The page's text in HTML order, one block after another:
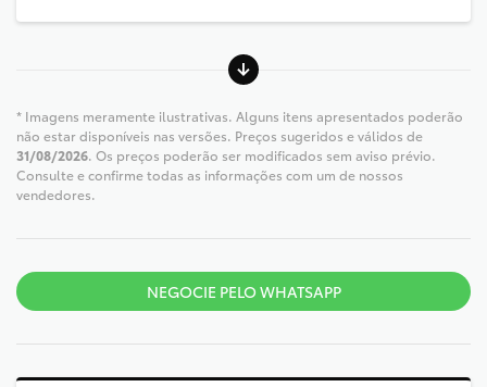
* Imagens meramente ilustrativas. Alguns itens apresentados poderão
não estar disponíveis nas versões. Preços sugeridos e válidos de
31/08/2026. Os preços poderão ser modificados sem aviso prévio.
Consulte e confirme todas as informações com um de nossos
vendedores.
NEGOCIE PELO WHATSAPP